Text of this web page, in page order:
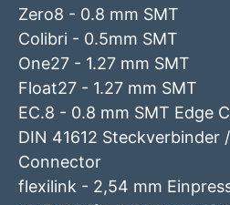
Zero8 - 0.8 mm SMT
Colibri - 0.5mm SMT
One27 - 1.27 mm SMT
Float27 - 1.27 mm SMT
EC.8 - 0.8 mm SMT Edge
DIN 41612 Steckverbinder
Connector
flexilink - 2,54 mm